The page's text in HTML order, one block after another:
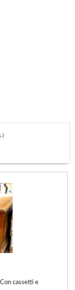
cassetti e